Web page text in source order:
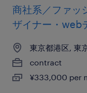
商社系／ファッ
ザイナー・web
東京都港区, 東
contract
¥333,000 per